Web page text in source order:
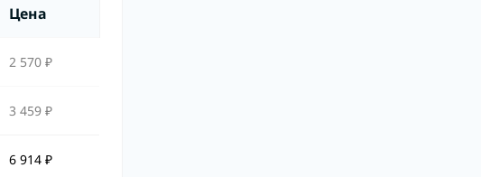
Цена
2 570 ₽
3 459 ₽
6 914 ₽